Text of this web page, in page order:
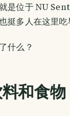
是位于 NU
挺多人在这里吃
什么？
和食物